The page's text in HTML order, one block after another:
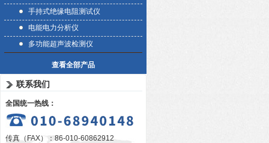
手持式绝缘电阻测试仪
电能电力分析仪
多功能超声波检测仪
查看全部产品
联系我们
全国统一热线：
传真（FAX）：86-010-60862912